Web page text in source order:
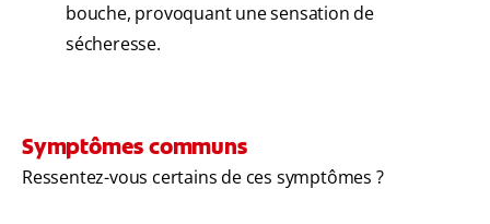
bouche, provoquant une sensation de
sécheresse.
Symptômes communs
Ressentez-vous certains de ces symptômes ?